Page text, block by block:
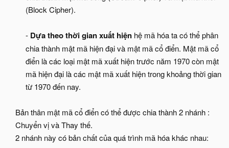
(Block Cipher).​
- Dựa theo thời gian xuất hiện hệ mã hóa ta có thể phân
chia thành mật mã hiện đại và mật mã cổ điển. Mật mã cổ
điển là các loại mật mã xuất hiện trước năm 1970 còn mật
mã hiện đại là các mật mã xuất hiện trong khoảng thời gian
từ 1970 đến nay.​
Bản thân mật mã cổ điển có thể được chia thành 2 nhánh :
Chuyển vị và Thay thế.​
2 nhánh này có bản chất của quá trình mã hóa khác nhau:​